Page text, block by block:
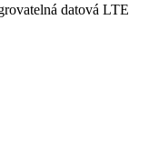
datová LTE